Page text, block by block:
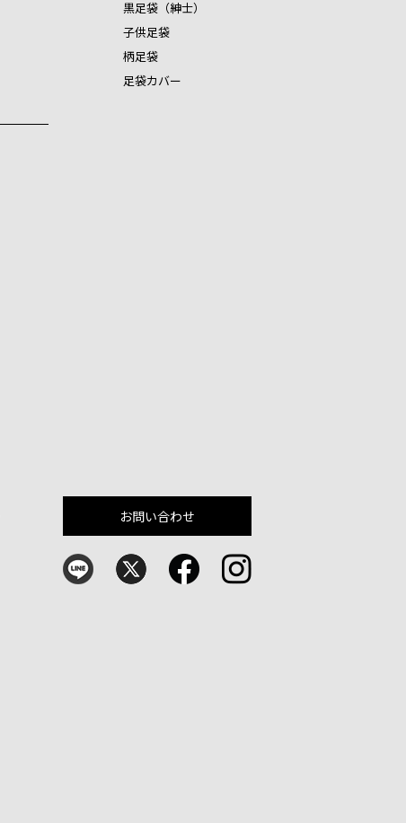
黒足袋（紳士）
子供足袋
柄足袋
足袋カバー
お問い合わせ